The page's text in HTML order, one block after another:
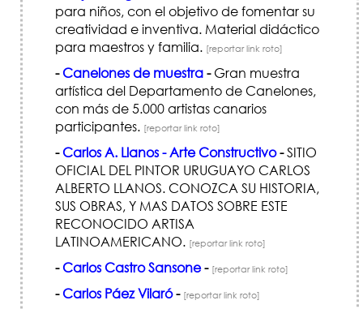
para niños, con el objetivo de fomentar su
creatividad e inventiva. Material didáctico
para maestros y familia. [reportar link roto]
-Canelones de muestra-Gran muestra
artística del Departamento de Canelones,
con más de 5.000 artistas canarios
participantes. [reportar link roto]
-Carlos A. Llanos - Arte Constructivo-SITIO
OFICIAL DEL PINTOR URUGUAYO CARLOS
ALBERTO LLANOS. CONOZCA SU HISTORIA,
SUS OBRAS, Y MAS DATOS SOBRE ESTE
RECONOCIDO ARTISA
LATINOAMERICANO. [reportar link roto]
-Carlos Castro Sansone- [reportar link roto]
-Carlos Páez Vilaró- [reportar link roto]